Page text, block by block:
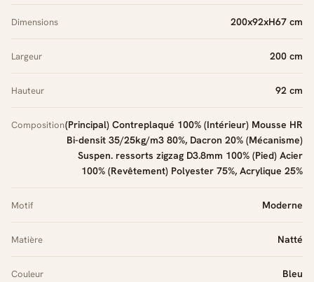
Dimensions 200x92xH67 cm
Largeur 200 cm
Hauteur 92 cm
Composition(Principal) Contreplaqué 100% (Intérieur) Mousse HR
Bi-densit 35/25kg/m3 80%, Dacron 20% (Mécanisme)
Suspen. ressorts zigzag D3.8mm 100% (Pied) Acier
100% (Revêtement) Polyester 75%, Acrylique 25%
Motif Moderne
Matière Natté
Couleur Bleu